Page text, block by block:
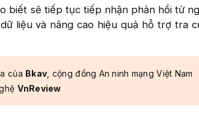
biết sẽ tiếp tục tiếp nhận phản hồi từ
liệu và nâng cao hiệu quả hỗ trợ tra
của Bkav , cộng đồng An ninh mạng Việt Nam
VnReview